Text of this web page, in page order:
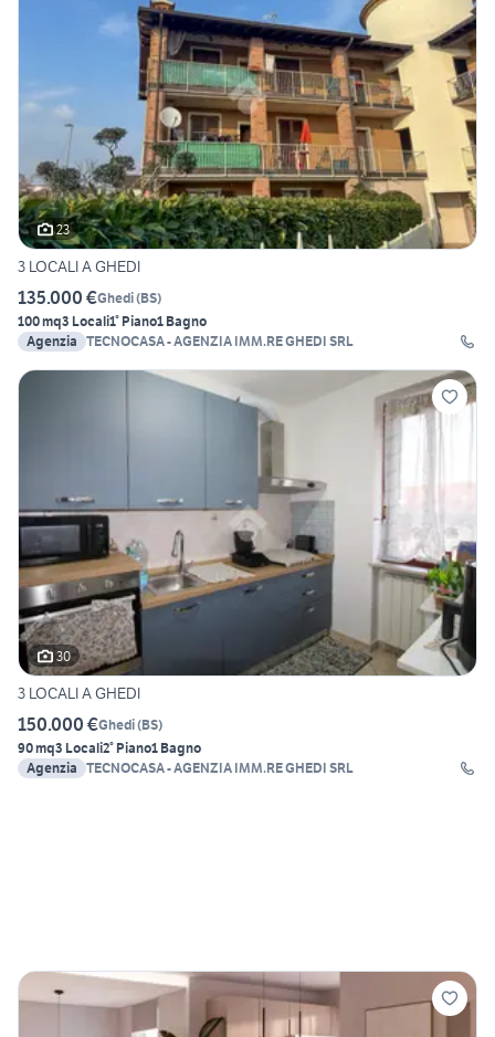
23
3 LOCALI A GHEDI
135.000 €Ghedi(BS)
100 mq3 Locali1° Piano1 Bagno
Agenzia TECNOCASA - AGENZIA IMM.RE GHEDI SRL
30
3 LOCALI A GHEDI
150.000 €Ghedi(BS)
90 mq3 Locali2° Piano1 Bagno
Agenzia TECNOCASA - AGENZIA IMM.RE GHEDI SRL